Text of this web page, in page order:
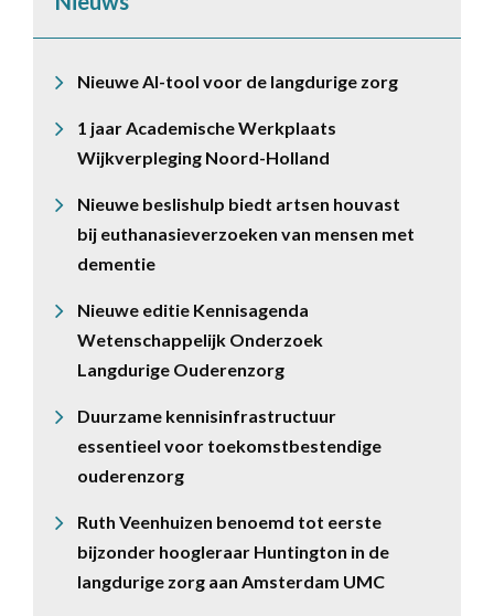
Nieuwe AI-tool voor de langdurige zorg
1 jaar Academische Werkplaats
Wijkverpleging Noord-Holland
Nieuwe beslishulp biedt artsen houvast
bij euthanasieverzoeken van mensen met
dementie
Nieuwe editie Kennisagenda
Wetenschappelijk Onderzoek
Langdurige Ouderenzorg
Duurzame kennisinfrastructuur
essentieel voor toekomstbestendige
ouderenzorg
Ruth Veenhuizen benoemd tot eerste
bijzonder hoogleraar Huntington in de
langdurige zorg aan Amsterdam UMC